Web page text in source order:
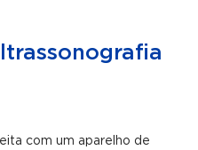
com um aparelho de